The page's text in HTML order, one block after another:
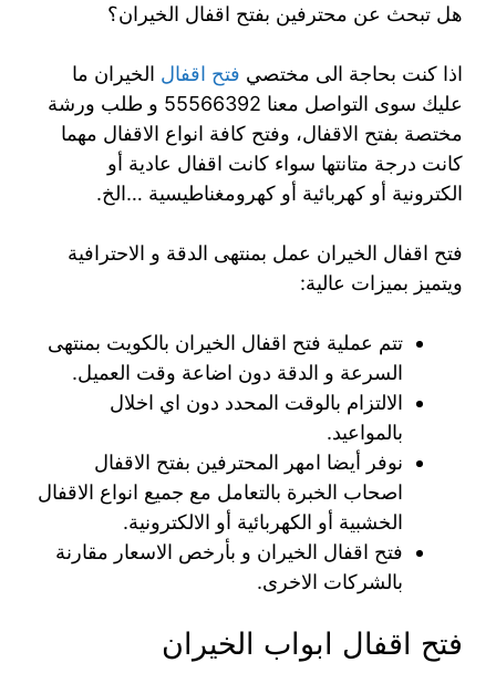
هل تبحث عن محترفين بفتح اقفال الخيران؟
اذا كنت بحاجة الى مختصي فتح اقفال الخيران ما
عليك سوى التواصل معنا 55566392 و طلب ورشة
مختصة بفتح الاقفال، وفتح كافة انواع الاقفال مهما
كانت درجة متانتها سواء كانت اقفال عادية أو
الكترونية أو كهربائية أو كهرومغناطيسية …الخ.
فتح اقفال الخيران عمل بمنتهى الدقة و الاحترافية
ويتميز بميزات عالية:
تتم عملية فتح اقفال الخيران بالكويت بمنتهى
السرعة و الدقة دون اضاعة وقت العميل.
الالتزام بالوقت المحدد دون اي اخلال
بالمواعيد.
نوفر أيضا امهر المحترفين بفتح الاقفال
اصحاب الخبرة بالتعامل مع جميع انواع الاقفال
الخشبية أو الكهربائية أو الالكترونية.
فتح اقفال الخيران و بأرخص الاسعار مقارنة
بالشركات الاخرى.
فتح اقفال ابواب الخيران